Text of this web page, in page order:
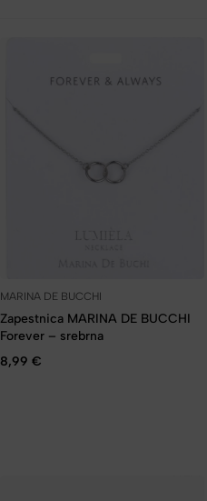
MARINA DE BUCCHI
Zapestnica MARINA DE BUCCHI
Forever – srebrna
8,99€